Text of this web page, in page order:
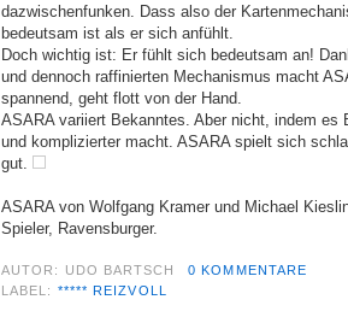
dazwischenfunken. Dass also der
bedeutsam ist als er sich anfühlt.
Doch wichtig ist: Er fühlt sich bedeutsam an!
und dennoch raffinierten Mechanismus macht
spannend, geht flott von der Hand.
ASARA variiert Bekanntes. Aber nicht, indem es
und komplizierter macht. ASARA spielt sich
gut.
ASARA von Wolfgang Kramer und Michael
Spieler, Ravensburger.
AUTOR: UDO BARTSCH
0 KOMMENTARE
LABEL: ***** REIZVOLL